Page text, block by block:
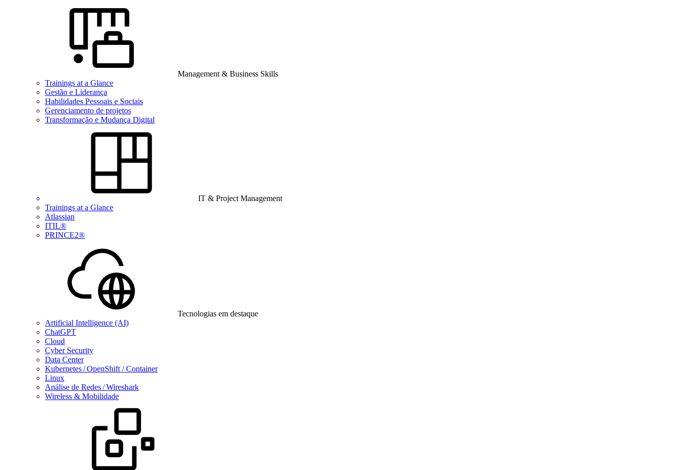
Management & Business Skills
Trainings at a Glance
Gestão e Liderança
Habilidades Pessoais e Sociais
Gerenciamento de projetos
Transformação e Mudança Digital
IT & Project Management
Trainings at a Glance
Atlassian
ITIL®
PRINCE2®
Tecnologias em destaque
Artificial Intelligence (AI)
ChatGPT
Cloud
Cyber Security
Data Center
Kubernetes / OpenShift / Container
Linux
Análise de Redes / Wireshark
Wireless & Mobilidade